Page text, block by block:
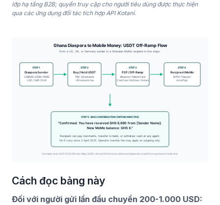
lớp hạ tầng B2B; quyền truy cập cho người tiêu dùng được thực hiện
qua các ứng dụng đối tác tích hợp API Kotani.
Cách đọc bảng này
Đối với người gửi lần đầu chuyển 200-1.000 USD: